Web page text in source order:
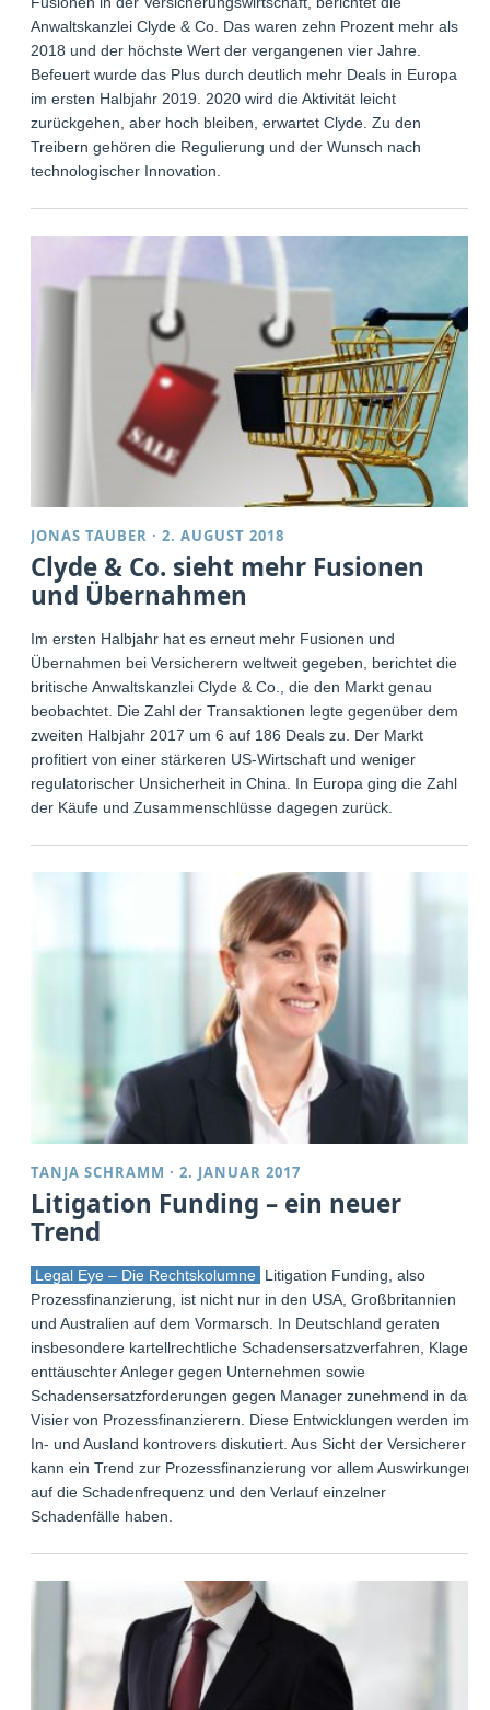
Anwaltskanzlei Clyde & Co. Das waren zehn Prozent mehr als
2018 und der höchste Wert der vergangenen vier Jahre.
Befeuert wurde das Plus durch deutlich mehr Deals in Europa
im ersten Halbjahr 2019. 2020 wird die Aktivität leicht
zurückgehen, aber hoch bleiben, erwartet Clyde. Zu den
Treibern gehören die Regulierung und der Wunsch nach
technologischer Innovation.
JONAS TAUBER ·2. AUGUST 2018
Clyde & Co. sieht mehr Fusionen
und Übernahmen
Im ersten Halbjahr hat es erneut mehr Fusionen und
Übernahmen bei Versicherern weltweit gegeben, berichtet die
britische Anwaltskanzlei Clyde & Co., die den Markt genau
beobachtet. Die Zahl der Transaktionen legte gegenüber dem
zweiten Halbjahr 2017 um 6 auf 186 Deals zu. Der Markt
profitiert von einer stärkeren US-Wirtschaft und weniger
regulatorischer Unsicherheit in China. In Europa ging die Zahl
der Käufe und Zusammenschlüsse dagegen zurück.
TANJA SCHRAMM ·2. JANUAR 2017
Litigation Funding – ein neuer
Trend
Legal Eye – Die Rechtskolumne
Litigation Funding, also
Prozessfinanzierung, ist nicht nur in den USA, Großbritannien
und Australien auf dem Vormarsch. In Deutschland geraten
insbesondere kartellrechtliche Schadensersatzverfahren, Klagen
enttäuschter Anleger gegen Unternehmen sowie
Schadensersatzforderungen gegen Manager zunehmend in das
Visier von Prozessfinanzierern. Diese Entwicklungen werden im
In- und Ausland kontrovers diskutiert. Aus Sicht der Versicherer
kann ein Trend zur Prozessfinanzierung vor allem Auswirkungen
auf die Schadenfrequenz und den Verlauf einzelner
Schadenfälle haben.